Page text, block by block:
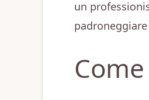
un
padroneggiare